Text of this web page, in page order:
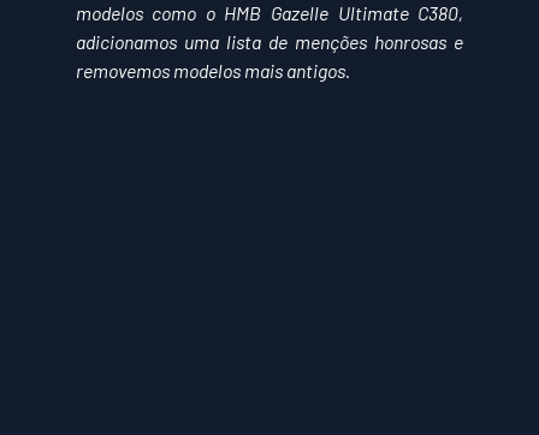
modelos como o HMB Gazelle Ultimate C380,
adicionamos uma lista de menções honrosas e
removemos modelos mais antigos.